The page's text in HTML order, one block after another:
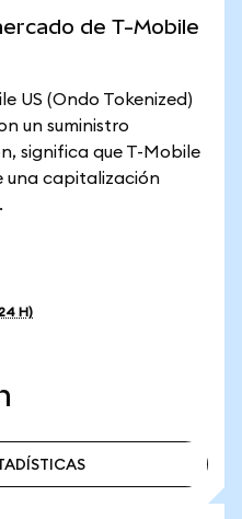
de T-Mobile
US (Ondo Tokenized)
un suministro
significa que T-Mobile
una capitalización
H)